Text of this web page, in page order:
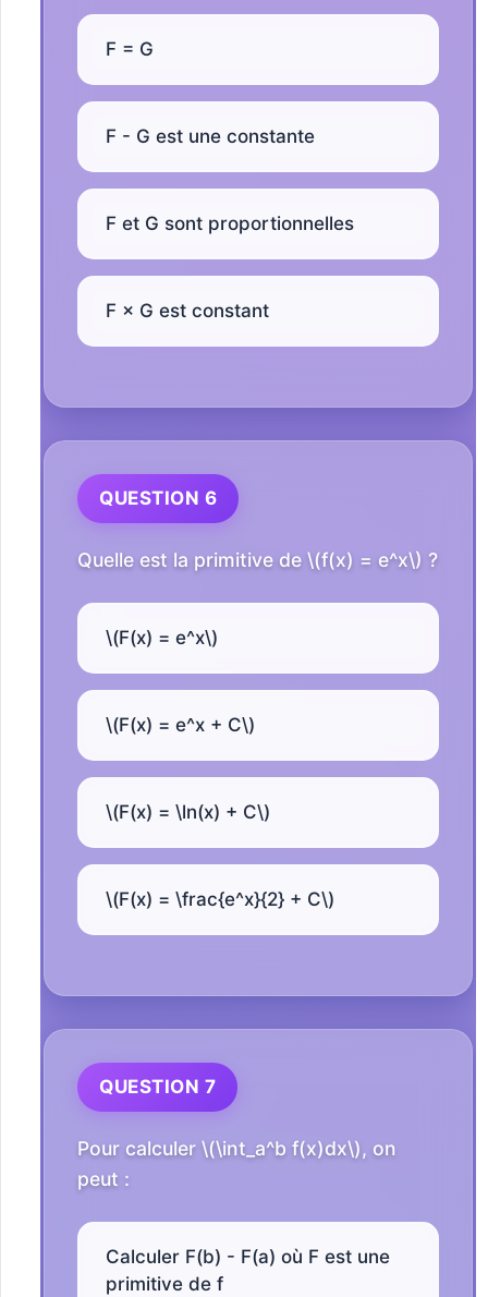
F = G
F - G est une constante
F et G sont proportionnelles
F × G est constant
QUESTION 6
Quelle est la primitive de \(f(x) = e^x\) ?
\(F(x) = e^x\)
\(F(x) = e^x + C\)
\(F(x) = \ln(x) + C\)
\(F(x) = \frac{e^x}{2} + C\)
QUESTION 7
Pour calculer \(\int_a^b f(x)dx\), on
peut :
Calculer F(b) - F(a) où F est une
primitive de f